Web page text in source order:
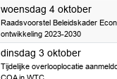
woensdag 4 oktober2023
Raadsvoorstel Beleidskader
ontwikkeling 2023-2030
dinsdag 3 oktober2023
Tijdelijke overlooplocatie